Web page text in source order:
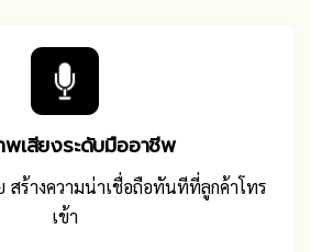
เสียงระดับมืออาชีพ
สร้างความน่าเชื่อถือทันทีที่ลูกค้าโทร
เข้า